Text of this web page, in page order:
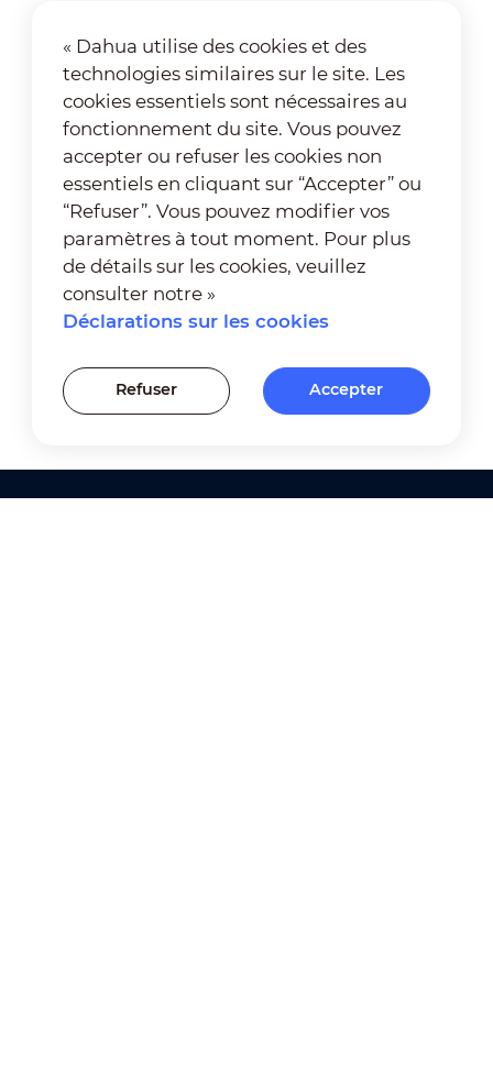
« Dahua utilise des cookies et des
technologies similaires sur le site. Les
cookies essentiels sont nécessaires au
fonctionnement du site. Vous pouvez
accepter ou refuser les cookies non
essentiels en cliquant sur “Accepter” ou
“Refuser”. Vous pouvez modifier vos
paramètres à tout moment. Pour plus
de détails sur les cookies, veuillez
consulter notre »
Déclarations sur les cookies
Refuser Accepter